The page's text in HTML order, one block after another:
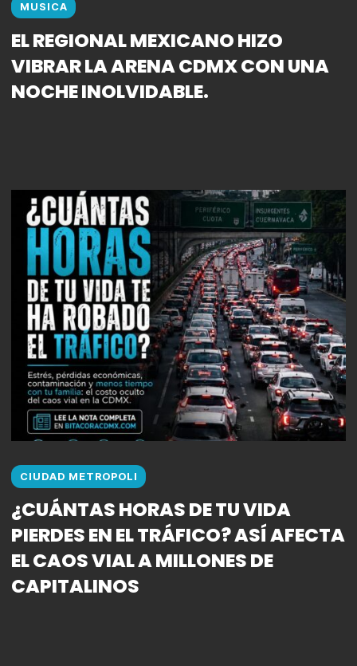
MUSICA
EL REGIONAL MEXICANO HIZO
VIBRAR LA ARENA CDMX CON UNA
NOCHE INOLVIDABLE.
CIUDAD METROPOLI
¿CUÁNTAS HORAS DE TU VIDA
PIERDES EN EL TRÁFICO? ASÍ AFECTA
EL CAOS VIAL A MILLONES DE
CAPITALINOS